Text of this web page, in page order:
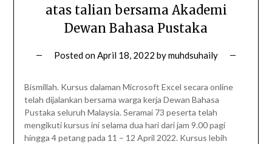
atas talian bersama Akademi
Dewan Bahasa Pustaka
Posted onApril 18, 2022 bymuhdsuhaily
Bismillah. Kursus dalaman Microsoft Excel secara online
telah dijalankan bersama warga kerja Dewan Bahasa
Pustaka seluruh Malaysia. Seramai 73 peserta telah
mengikuti kursus ini selama dua hari dari jam 9.00 pagi
hingga 4 petang pada 11 – 12 April 2022. Kursus lebih